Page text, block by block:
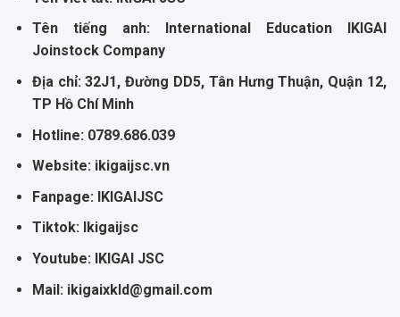
Tên tiếng anh:
International Education IKIGAI
Joinstock Company
Địa chỉ: 32J1, Đường DD5, Tân Hưng Thuận, Quận 12,
TP HồChí Minh
Hotline: 0789.686.039
Website: ikigaijsc.vn
Fanpage: IKIGAIJSC
Tiktok: Ikigaijsc
Youtube: IKIGAI JSC
Mail: ikigaixkld@gmail.com